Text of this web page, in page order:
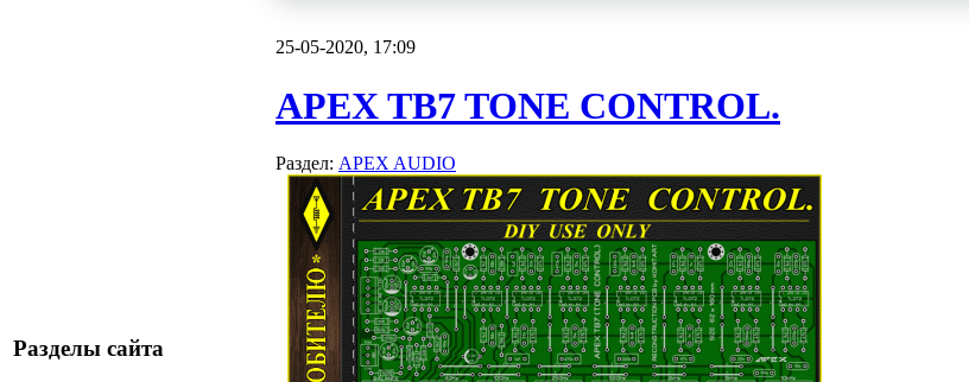
Разделы сайта
25-05-2020, 17:09
APEX TB7 TONE CONTROL.
Раздел: APEX AUDIO